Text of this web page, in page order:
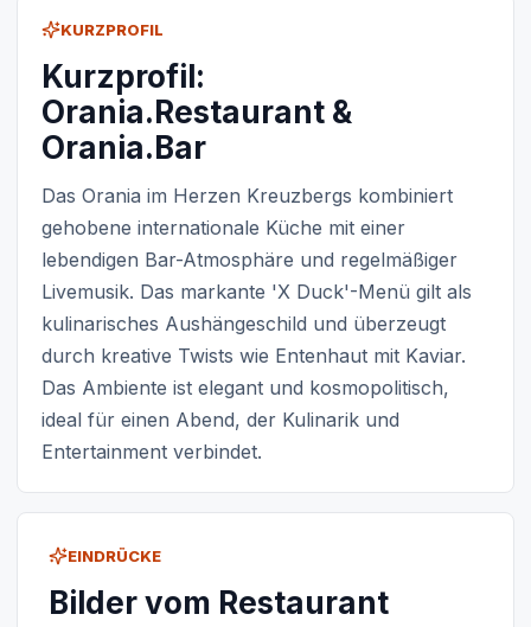
KURZPROFIL
Kurzprofil:
Orania.Restaurant &
Orania.Bar
Das Orania im Herzen Kreuzbergs kombiniert
gehobene internationale Küche mit einer
lebendigen Bar-Atmosphäre und regelmäßiger
Livemusik. Das markante 'X Duck'-Menü gilt als
kulinarisches Aushängeschild und überzeugt
durch kreative Twists wie Entenhaut mit Kaviar.
Das Ambiente ist elegant und kosmopolitisch,
ideal für einen Abend, der Kulinarik und
Entertainment verbindet.
EINDRÜCKE
Bilder vom Restaurant